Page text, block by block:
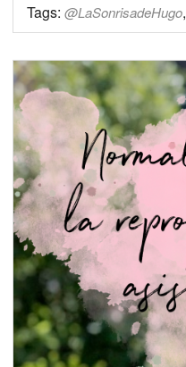
Tags: @LaSonrisadeHugo,